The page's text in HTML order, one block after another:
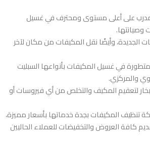
مدرب على أعلى مستوى ومحترف في غسيل
وصيانتها.
الجديدة، وأيضًا نقل المكيفات من مكان لآخر
في غسيل المكيفات بأنواعها السبليت
والمركزي.
لتعقيم المكيف والتخلص من أي فيروسات أو
تنظيف المكيفات بجدة خدماتها بأسعار مميزة،
كافة العروض والتخفيضات للعملاء الحاليين